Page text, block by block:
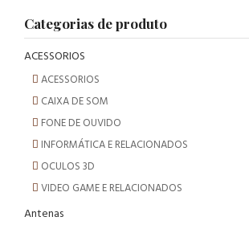
Categorias de produto
ACESSORIOS
ACESSORIOS
CAIXA DE SOM
FONE DE OUVIDO
INFORMÁTICA E RELACIONADOS
OCULOS 3D
VIDEO GAME E RELACIONADOS
Antenas